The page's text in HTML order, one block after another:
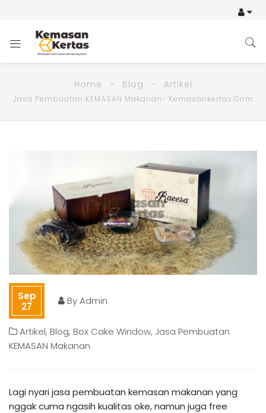
Home Blog Artikel
Jasa Pembuatan KEMASAN Makanan- Kemasankertas.com
Sep
27
ByAdmin
Artikel, Blog, Box Cake Window, Jasa Pembuatan
KEMASAN Makanan
Lagi nyari jasa pembuatan kemasan makanan yang
nggak cuma ngasih kualitas oke, namun juga free